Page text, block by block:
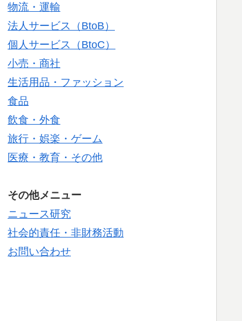
物流・運輸
法人サービス（BtoB）
個人サービス（BtoC）
小売・商社
生活用品・ファッション
食品
飲食・外食
旅行・娯楽・ゲーム
医療・教育・その他
その他メニュー
ニュース研究
社会的責任・非財務活動
お問い合わせ